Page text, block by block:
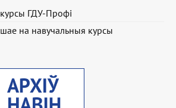
ГДУ-Профі
на навучальныя курсы